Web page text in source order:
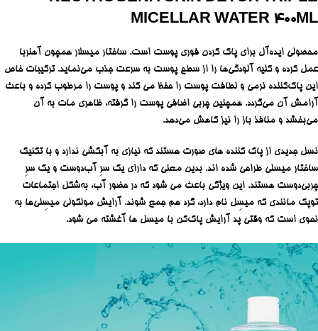
MICELLAR WATER 400ML
محصولی ایده‌آل برای پاک کردن فوری پوست است. ساختار میسلار همچون آهنربا
عمل کرده و کلیه آلودگی‌ها را از سطح پوست به سرعت جذب می‌نماید. ترکیبات خاص
این پاک‌کننده نرمی و لطافت پوست را حفظ می کند و پوست را مرطوب کرده و باعث
آرامش آن می‌گردد. همچنین چربی اضافی پوست را گرفته، ظاهری مات به آن
می‌بخشد و منافذ باز را نیز کاهش می‌دهد.
نسل جدیدی از پاک کننده های صورت هستند که نیازی به آبکشی ندارد و با تکنیک
ساختار میسلی طراحی شده اند. بدین معنی که دارای یک سرِ آب‌دوست و یک سرِ
چربی‌دوست هستند. این ویژگی باعث می شود که در حضور آب، به‌شکل اجتماعات
توپک ‌مانندی که میسِل نام دارد، گرد هم جمع شوند. آرایش مولکولی میسِلی‌ها به
‌نحوی است که وقتی پد آرایش پاک‌کن با میسل ها آغشته می شود.